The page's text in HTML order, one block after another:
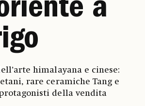
a
himalayana e cinese:
rare ceramiche Tang e
della vendita